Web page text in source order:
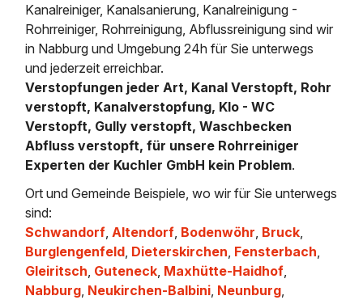
Kanalreiniger, Kanalsanierung, Kanalreinigung -
Rohrreiniger, Rohrreinigung, Abflussreinigung sind wir
in Nabburg und Umgebung 24h für Sie unterwegs
und jederzeit erreichbar.
Verstopfungen jeder Art, Kanal Verstopft, Rohr
verstopft, Kanalverstopfung, Klo - WC
Verstopft, Gully verstopft, Waschbecken
Abfluss verstopft, für unsere Rohrreiniger
Experten der Kuchler GmbH kein Problem.
Ort und Gemeinde Beispiele, wo wir für Sie unterwegs
sind:
Schwandorf,Altendorf, Bodenwöhr, Bruck,
Burglengenfeld, Dieterskirchen, Fensterbach,
Gleiritsch, Guteneck, Maxhütte-Haidhof,
Nabburg, Neukirchen-Balbini, Neunburg,